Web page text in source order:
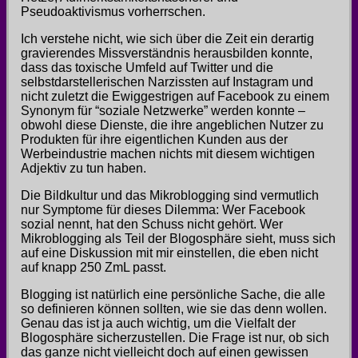
Pseudoaktivismus vorherrschen.
Ich verstehe nicht, wie sich über die Zeit ein derartig
gravierendes Missverständnis herausbilden konnte,
dass das toxische Umfeld auf Twitter und die
selbstdarstellerischen Narzissten auf Instagram und
nicht zuletzt die Ewiggestrigen auf Facebook zu einem
Synonym für “soziale Netzwerke” werden konnte –
obwohl diese Dienste, die ihre angeblichen Nutzer zu
Produkten für ihre eigentlichen Kunden aus der
Werbeindustrie machen nichts mit diesem wichtigen
Adjektiv zu tun haben.
Die Bildkultur und das Mikroblogging sind vermutlich
nur Symptome für dieses Dilemma: Wer Facebook
sozial nennt, hat den Schuss nicht gehört. Wer
Mikroblogging als Teil der Blogosphäre sieht, muss sich
auf eine Diskussion mit mir einstellen, die eben nicht
auf knapp 250 ZmL passt.
Blogging ist natürlich eine persönliche Sache, die alle
so definieren können sollten, wie sie das denn wollen.
Genau das ist ja auch wichtig, um die Vielfalt der
Blogosphäre sicherzustellen. Die Frage ist nur, ob sich
das ganze nicht vielleicht doch auf einen gewissen